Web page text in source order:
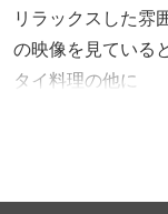
リラックスした雰
の映像を見ている
タイ料理の他に
シーフード料理
トロピカルなシ